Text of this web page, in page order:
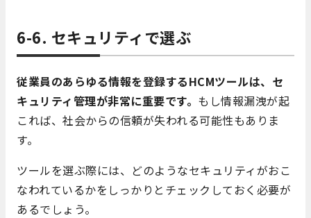
6-6. セキュリティで選ぶ
従業員のあらゆる情報を登録するHCMツールは、セ
キュリティ管理が非常に重要です。 もし情報漏洩が起
これば、社会からの信頼が失われる可能性もありま
す。
ツールを選ぶ際には、どのようなセキュリティがおこ
なわれているかをしっかりとチェックしておく必要が
あるでしょう。